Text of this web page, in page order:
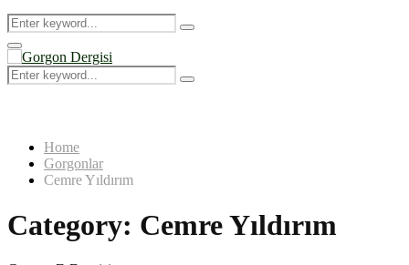
Search
for:
Search
Primary
Menu
Search
for:
Search
Home
Gorgonlar
Cemre Yıldırım
Category: Cemre Yıldırım